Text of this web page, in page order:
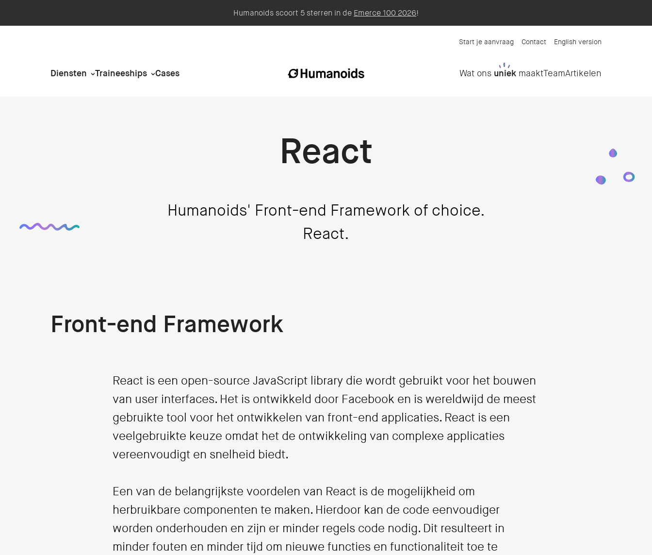
Humanoids scoort 5 sterren in de Emerce 100 2026!
Start je aanvraag Contact English version
Diensten Traineeships Cases Wat ons uniek maaktTeamArtikelen
React
Humanoids' Front-end Framework of choice.
React.
Front-end Framework
React is een open-source JavaScript library die wordt gebruikt voor het bouwen
van user interfaces. Het is ontwikkeld door Facebook en is wereldwijd de meest
gebruikte tool voor het ontwikkelen van front-end applicaties. React is een
veelgebruikte keuze omdat het de ontwikkeling van complexe applicaties
vereenvoudigt en snelheid biedt.
Een van de belangrijkste voordelen van React is de mogelijkheid om
herbruikbare componenten te maken. Hierdoor kan de code eenvoudiger
worden onderhouden en zijn er minder regels code nodig. Dit resulteert in
minder fouten en minder tijd om nieuwe functies en functionaliteit toe te